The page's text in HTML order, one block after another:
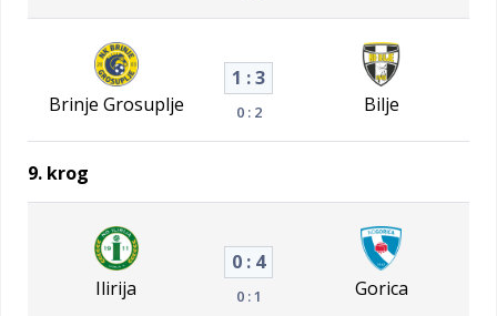
Brinje Grosuplje
1 : 3
0 : 2 Bilje
9. krog
Ilirija
0 : 4
0 : 1 Gorica